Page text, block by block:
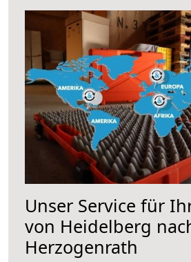
Unser Service für
von Heidelberg
Herzogenrath